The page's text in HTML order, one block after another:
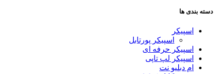
دسته بندی ها
اسپیکر
اسپیکر پورتابل
اسپیکر حرفه ای
اسپیکر لپ تاپی
ام دبلیو نت